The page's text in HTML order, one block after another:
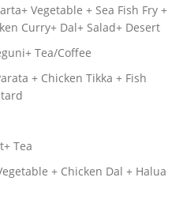
Vegetable + Sea Fish Fry +
Curry+ Dal+ Salad+ Desert
Tea/Coffee
+ Chicken Tikka + Fish
Tea
+ Chicken Dal + Halua